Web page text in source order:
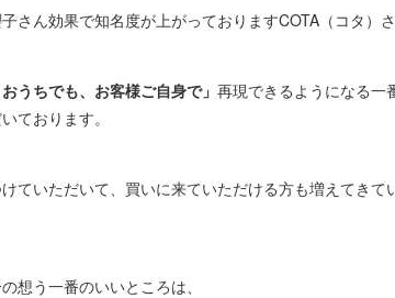
さん効果で知名度が上がっておりますCOTA（コタ）さ
おうちでも、お客様ご自身で」 再現できるようになる一
ております。
ていただいて、買いに来ていただける方も増えてきて
想う一番のいいところは、